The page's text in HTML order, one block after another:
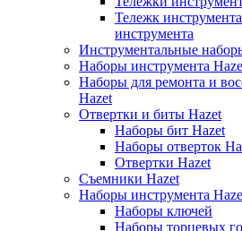
Тележк
инструмента
Инструментальные
Наборы инструмента
Наборы для ремонта и
Hazet
Отвертки и биты Hazet
Наборы бит Hazet
Наборы отверток
Отвертки Hazet
Съемники Hazet
Наборы инструмента
Наборы ключей
Наборы торцевых